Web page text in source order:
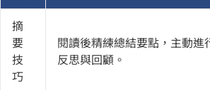
摘
要
技
巧
閱讀後精練總結要點，主動進
反思與回顧。